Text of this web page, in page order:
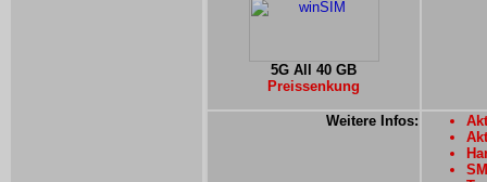
5G All 40 GB
Preissenkung
Weitere Infos: